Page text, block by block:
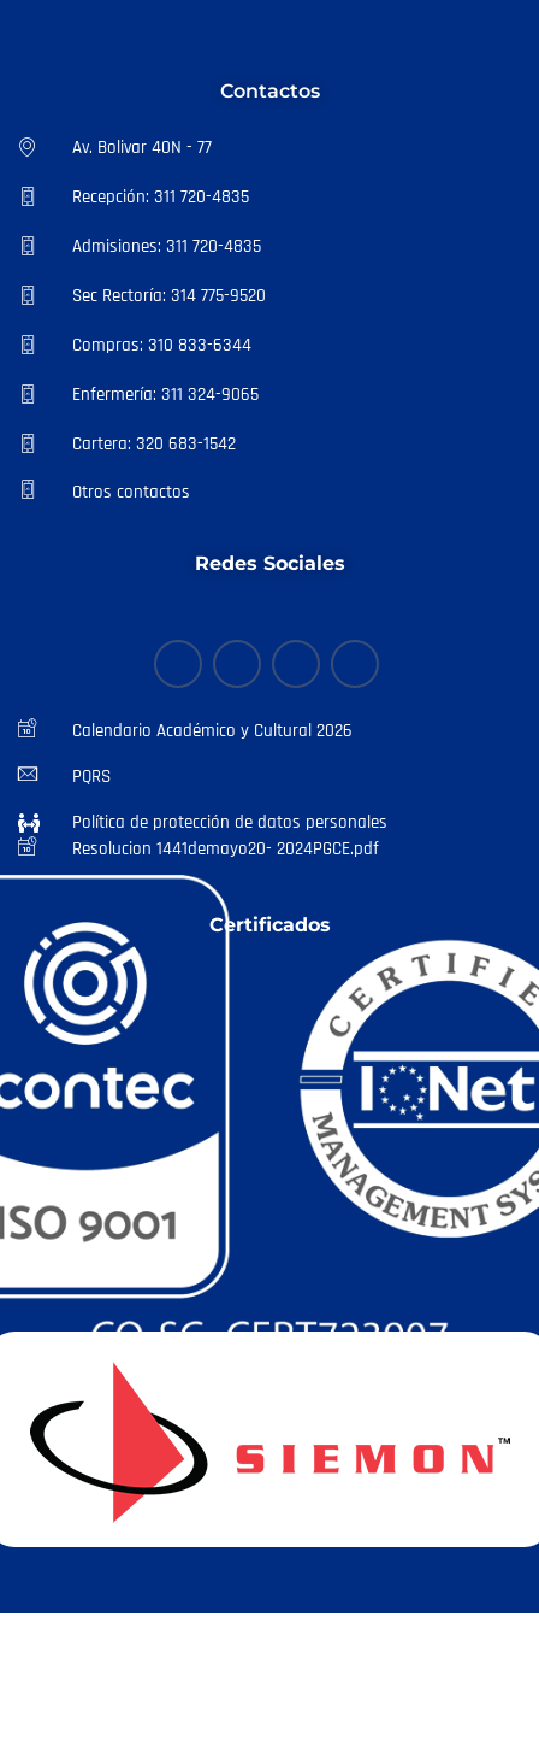
Contactos
Av. Bolivar 40N - 77
Recepción: 311 720-4835
Admisiones: 311 720-4835
Sec Rectoría: 314 775-9520
Compras: 310 833-6344
Enfermería: 311 324-9065
Cartera: 320 683-1542
Otros contactos
Redes Sociales
Calendario Académico y Cultural 2026
PQRS
Política de protección de datos personales
Resolucion 1441demayo20- 2024PGCE.pdf
Certificados